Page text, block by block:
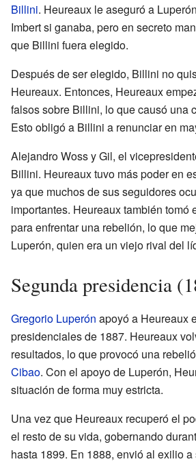
Billini. Heureaux le aseguró a
Imbert si ganaba, pero en secreto
que Billini fuera elegido.
Después de ser elegido, Billini no
Heureaux. Entonces, Heureaux
falsos sobre Billini, lo que causó una
Esto obligó a Billini a renunciar en
Alejandro Woss y Gil, el
Billini. Heureaux tuvo más poder en
ya que muchos de sus seguidores
importantes. Heureaux también tomó
para enfrentar una rebelión, lo que
Luperón, quien era un viejo rival del
Segunda presidencia
Gregorio Luperón apoyó a Heureaux
presidenciales de 1887. Heureaux
resultados, lo que provocó una
Cibao. Con el apoyo de Luperón,
situación de forma muy estricta.
Una vez que Heureaux recuperó el
el resto de su vida, gobernando
hasta 1899. En 1888, envió al exilio a